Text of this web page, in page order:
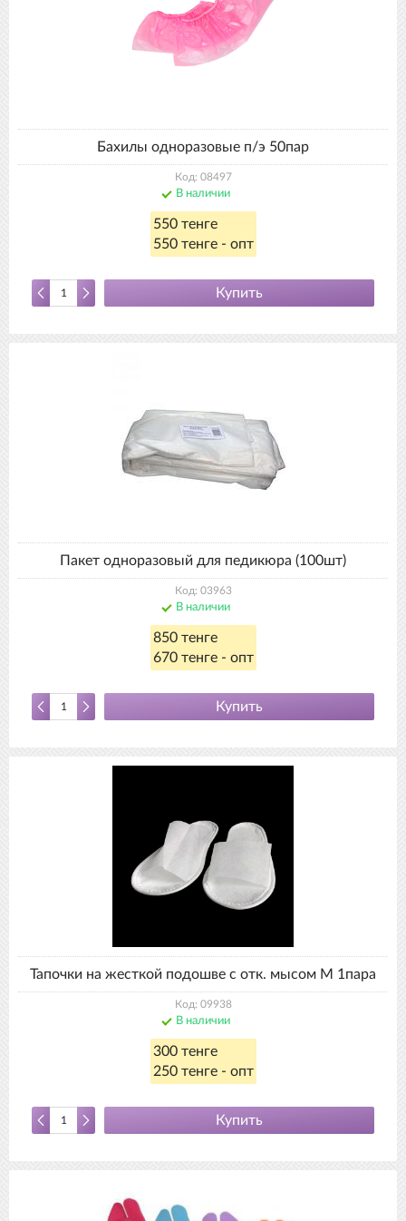
Бахилы одноразовые п/э 50пар
Код: 08497
В наличии
550 тенге
550 тенге - опт
Купить
Пакет одноразовый для педикюра (100шт)
Код: 03963
В наличии
850 тенге
670 тенге - опт
Купить
Тапочки на жесткой подошве с отк. мысом М 1пара
Код: 09938
В наличии
300 тенге
250 тенге - опт
Купить